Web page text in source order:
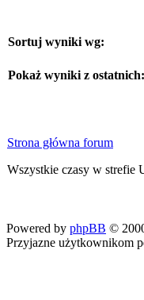
Sortuj wyniki wg:
Pokaż wyniki z ostatnich:
Strona główna forum
Wszystkie czasy w strefie
Powered by phpBB ©
Przyjazne użytkownikom